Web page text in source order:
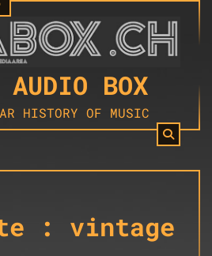
AUDIO BOX
HISTORY OF MUSIC
: vintage